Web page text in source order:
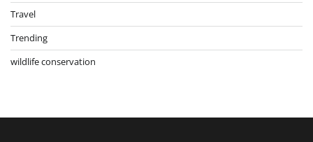
Travel
Trending
wildlife conservation